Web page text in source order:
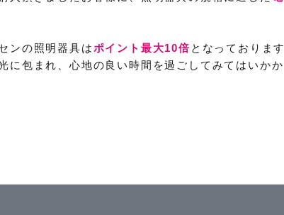
ンの照明器具はポイント最大10倍 となっております
に包まれ、心地の良い時間を過ごしてみてはいかか